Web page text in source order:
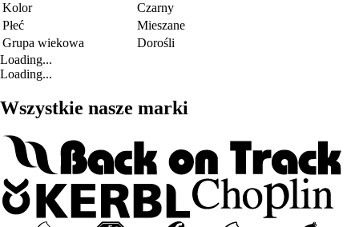
Kolor
Czarny
Płeć
Mieszane
Grupa wiekowa
Dorośli
Loading...
Loading...
Wszystkie nasze marki